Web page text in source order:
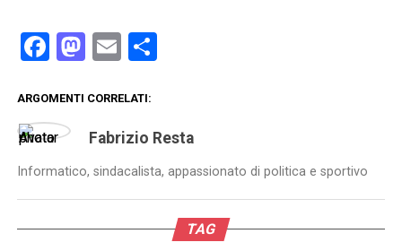
Facebook
Mastodon
EmailCondividi
ARGOMENTI CORRELATI:
Fabrizio Resta
Informatico, sindacalista, appassionato di politica e sportivo
TAG